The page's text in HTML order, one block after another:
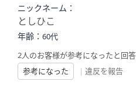
ニックネーム：
としひこ
年齢： 60代
2人のお客様が参考になったと回
参考になった
| 違反を報告